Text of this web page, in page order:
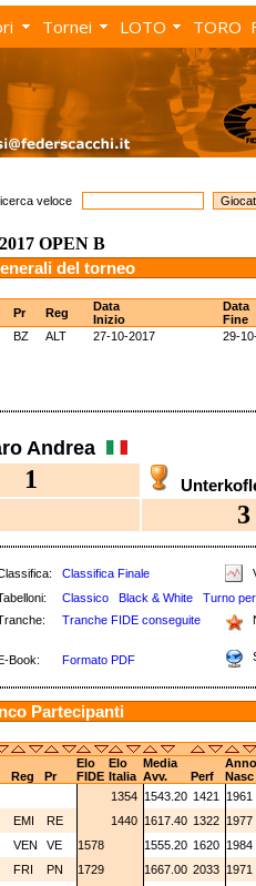
Tornei LOTO TORO
veloce
OPEN B
del torneo
Pr Reg
Data
Inizio
Data
Fine
BZ ALT 27-10-2017 29-
Andrea
1
3
Classifica Finale
Classico Black & White Turno
Tranche FIDE conseguite
Book: Formato PDF
Partecipanti
Elo Elo Media Anno
Reg Pr FIDE Italia Avv. Perf Nasc
1354 1543.20 1421 1961
EMI RE 1440 1617.40 1322 1977
VEN VE 1578 1555.20 1620 1984
FRI PN 1729 1667.00 2033 1971